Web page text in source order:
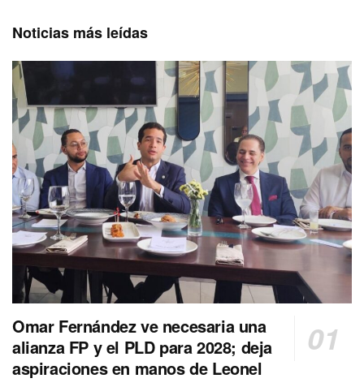
Noticias más leídas
Omar Fernández ve necesaria una
alianza FP y el PLD para 2028; deja
aspiraciones en manos de Leonel